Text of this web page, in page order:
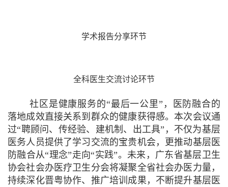
学术报告分享环节
全科医生交流讨论环节
社区是健康服务的“最后一公里”，医防融合的
落地成效直接关系到群众的健康获得感。本次会议通
过“聘顾问、传经验、建机制、出工具”，不仅为基层
医务人员提供了学习交流的宝贵机会，更推动基层医
防融合从“理念”走向“实践”。未来，广东省基层卫生
协会社会办医疗卫生分会将凝聚全省社会办医力量，
持续深化晋粤协作、推广培训成果，不断提升基层医